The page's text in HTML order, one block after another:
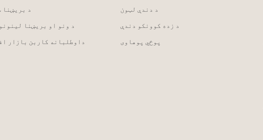
د بریښنا
د ونو او بریښنا
داوطلبانه کاربن بازار
د دندې لټون
د زده کوونکو دندې
پوځي پوهاوی